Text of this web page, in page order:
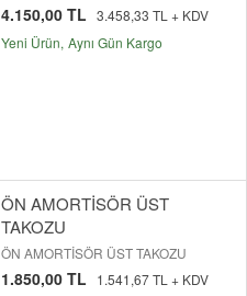
4.150,00 TL 3.458,33 TL + KDV
Yeni Ürün Aynı Gün Kargo
ÖN AMORTİSÖR ÜST
TAKOZU
ÖN AMORTİSÖR ÜST TAKOZU
1.850,00 TL
1.541,67 TL + KDV